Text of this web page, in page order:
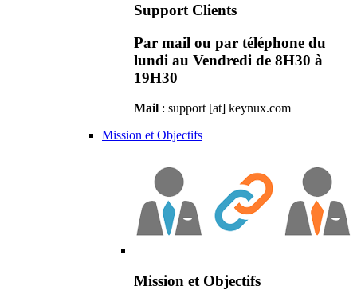
Support Clients
Par mail ou par téléphone du
lundi au Vendredi de 8H30 à
19H30
Mail : support [at] keynux.com
Mission et Objectifs
Mission et Objectifs